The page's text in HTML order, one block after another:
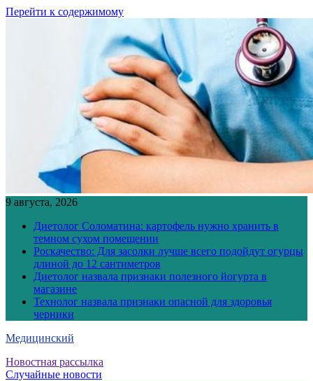
Перейти к содержимому
9 августа, 2026
Диетолог Соломатина: картофель нужно хранить в
темном сухом помещении
Роскачество: Для засолки лучше всего подойдут огурцы
длиной до 12 сантиметров
Диетолог назвала признаки полезного йогурта в
магазине
Технолог назвала признаки опасной для здоровья
черники
Медицинский
Новостная рассылка
Случайные новости